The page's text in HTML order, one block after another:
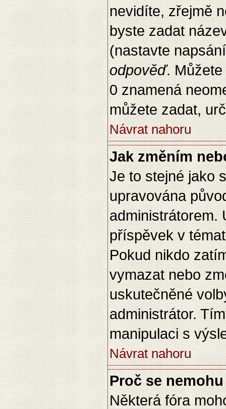
nevidíte, zřejmě
byste zadat
(nastavte
odpověď.
0 znamená
můžete zadat,
Návrat nahoru
Jak změním
Je to stejné jako
upravována
administrátorem.
příspěvek v
Pokud nikdo
vymazat nebo
uskutečněné
administrátor.
manipulaci s
Návrat nahoru
Proč se
Některá fóra